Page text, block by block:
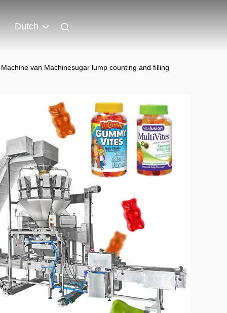
Dutch
van Machinesugar lump counting and filling